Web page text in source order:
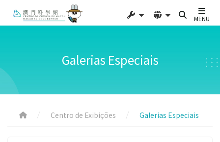
MENU
Galerias Especiais
Centro de Exibições Galerias Especiais